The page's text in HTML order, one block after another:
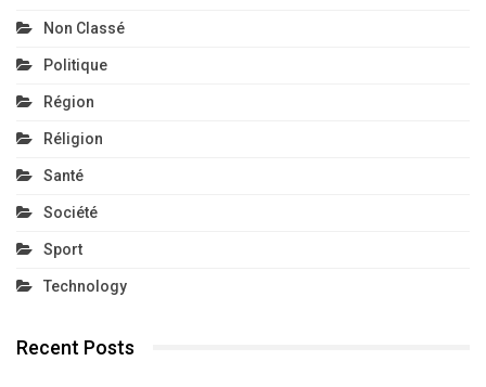
Non Classé
Politique
Région
Réligion
Santé
Société
Sport
Technology
Recent Posts